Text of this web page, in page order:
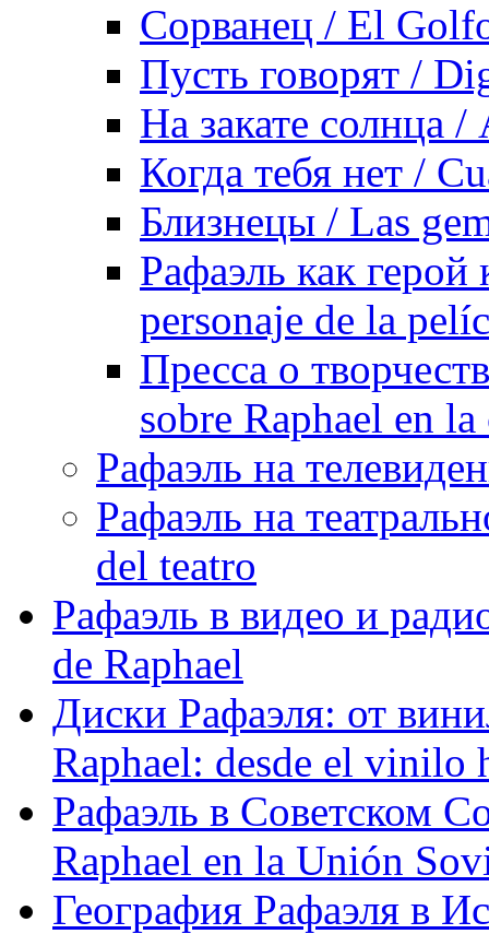
Сорванец / El
Пусть говорят /
На закате солнца
Когда тебя нет /
Близнецы / Las
Рафаэль как
personaje de la
Пресса о
sobre Raphael en
Рафаэль на
Рафаэль на
del teatro
Рафаэль в видео и
de Raphael
Диски Рафаэля: от
Raphael: desde el vinilo
Рафаэль в Советском
Raphael en la Unión
География Рафаэля в